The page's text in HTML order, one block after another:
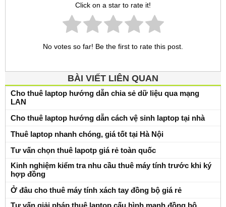
Click on a star to rate it!
No votes so far! Be the first to rate this post.
BÀI VIẾT LIÊN QUAN
Cho thuê laptop hướng dẫn chia sẻ dữ liệu qua mạng
LAN
Cho thuê laptop hướng dẫn cách vệ sinh laptop tại nhà
Thuê laptop nhanh chóng, giá tốt tại Hà Nội
Tư vấn chọn thuê lapotp giá rẻ toàn quốc
Kinh nghiệm kiểm tra nhu cầu thuê máy tính trước khi ký
hợp đồng
Ở đâu cho thuê máy tính xách tay đồng bộ giá rẻ